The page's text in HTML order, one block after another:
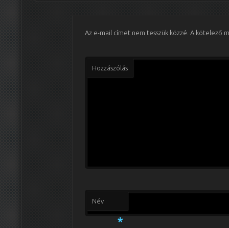
Az e-mail címet nem tesszük közzé. A kötelező
Hozzászólás
Név
*